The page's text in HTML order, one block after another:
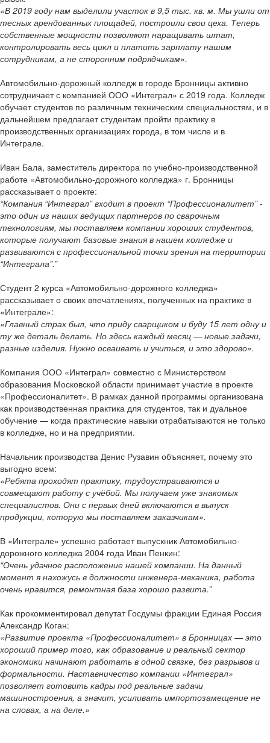
«В 2019 году нам выделили участок в 9,5 тыс. кв. м. Мы ушли от
тесных арендованных площадей, построили свои цеха. Теперь
собственные мощности позволяют наращивать штат,
контролировать весь цикл и платить зарплату нашим
сотрудникам, а не сторонним подрядчикам».
Автомобильно-дорожный колледж в городе Бронницы активно
сотрудничает с компанией ООО «Интеграл» с 2019 года. Колледж
обучает студентов по различным техническим специальностям, и в
дальнейшем предлагает студентам пройти практику в
производственных организациях города, в том числе и в
Интеграле.
Иван Бала, заместитель директора по учебно-производственной
работе «Автомобильно-дорожного колледжа» г. Бронницы
рассказывает о проекте:
“Компания “Интеграл” входит в проект “Профессионалитет” -
это один из наших ведущих партнеров по сварочным
технологиям, мы поставляем компании хороших студентов,
которые получают базовые знания в нашем колледже и
развиваются с профессиональной точки зрения на территории
“Интеграла”.”
Студент 2 курса «Автомобильно-дорожного колледжа»
рассказывает о своих впечатлениях, полученных на практике в
«Интеграле»:
«Главный страх был, что приду сварщиком и буду 15 лет одну и
ту же деталь делать. Но здесь каждый месяц — новые задачи,
разные изделия. Нужно осваивать и учиться, и это здорово».
Компания ООО «Интеграл» совместно с Министерством
образования Московской области принимает участие в проекте
«Профессионалитет». В рамках данной программы организована
как производственная практика для студентов, так и дуальное
обучение — когда практические навыки отрабатываются не только
в колледже, но и на предприятии.
Начальник производства Денис Рузавин объясняет, почему это
выгодно всем:
«Ребята проходят практику, трудоустраиваются и
совмещают работу с учёбой. Мы получаем уже знакомых
специалистов. Они с первых дней включаются в выпуск
продукции, которую мы поставляем заказчикам».
В «Интеграле» успешно работает выпускник Автомобильно-
дорожного колледжа 2004 года Иван Пенкин:
“Очень удачное расположение нашей компании. На данный
момент я нахожусь в должности инженера-механика, работа
очень нравится, ремонтная база хорошо развита.”
Как прокомментировал депутат Госдумы фракции Единая Россия
Александр Коган:
«Развитие проекта «Профессионалитет» в Бронницах — это
хороший пример того, как образование и реальный сектор
экономики начинают работать в одной связке, без разрывов и
формальности. Наставничество компании «Интеграл»
позволяет готовить кадры под реальные задачи
машиностроения, а значит, усиливать импортозамещение не
на словах, а на деле.»